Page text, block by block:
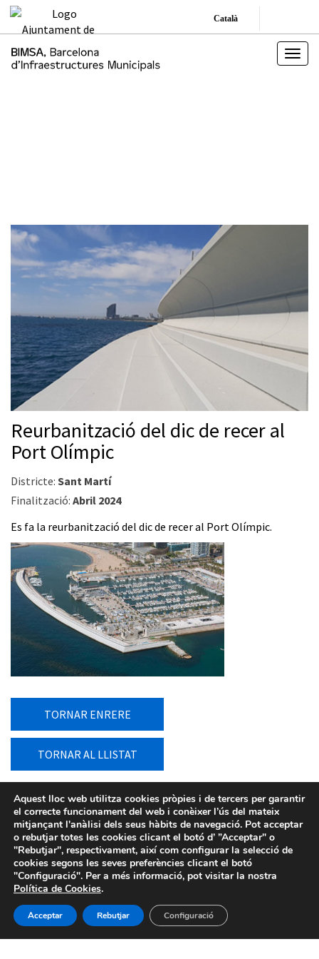
Català
Reurbanització del dic de recer al
Port Olímpic
Districte: Sant Martí
Finalització: Abril 2024
Es fa la reurbanització del dic de recer al Port Olímpic.
TORNAR ENRERE
TORNAR AL LLISTAT
Aquest lloc web utilitza cookies pròpies i de tercers per garantir
el correcte funcionament del web i conèixer l’ús del mateix
mitjançant l'anàlisi dels seus hàbits de navegació. Pot acceptar
o rebutjar totes les cookies clicant el botó d’ ”Acceptar" o
"Rebutjar", respectivament, així com configurar la selecció de
cookies segons les seves preferències clicant el botó
"Configuració". Per a més informació, pot visitar la nostra
Política de Cookies.
Acceptar Rebutjar Configuració